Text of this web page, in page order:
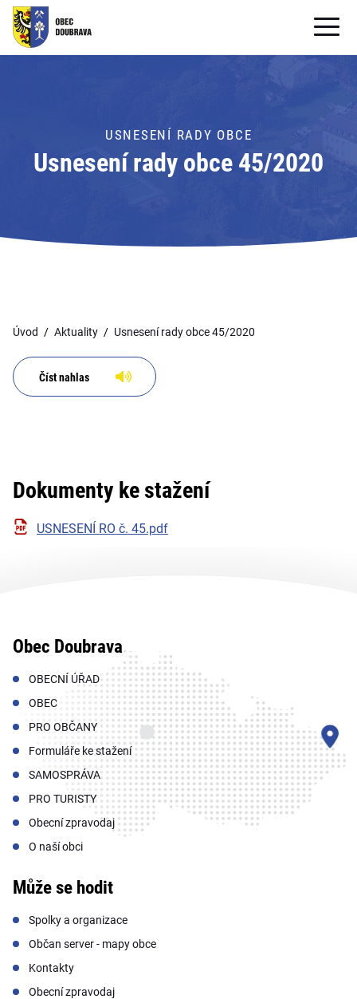
OBECNÍ ÚŘAD
PRO OBČANY
Formuláře ke stažení
PRO TURISTY
USNESENÍ RADY OBCE
Usnesení rady obce 45/2020
Úvod Aktuality Usnesení rady obce 45/2020
Číst nahlas
Dokumenty ke stažení
USNESENÍ RO č. 45.pdf
Obec Doubrava
OBECNÍ ÚŘAD
OBEC
PRO OBČANY
Formuláře ke stažení
SAMOSPRÁVA
PRO TURISTY
Obecní zpravodaj
O naší obci
Může se hodit
Spolky a organizace
Občan server - mapy obce
Kontakty
Obecní zpravodaj